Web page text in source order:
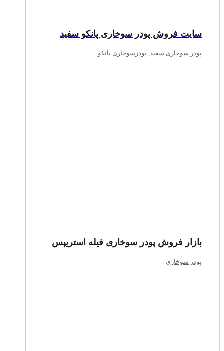
سایت فروش پودر سوخاری پانکو سفید
پودر سوخاری سفید, پودرسوخاری پانکو
بازار فروش پودر سوخاری فیله استریپس
پودر سوخاری